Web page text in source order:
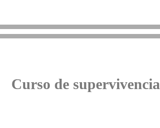
Curso de supervivencia